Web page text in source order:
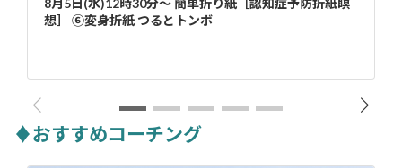
想］ ⑥変身折紙 つるとトンボ
♦おすすめコーチング